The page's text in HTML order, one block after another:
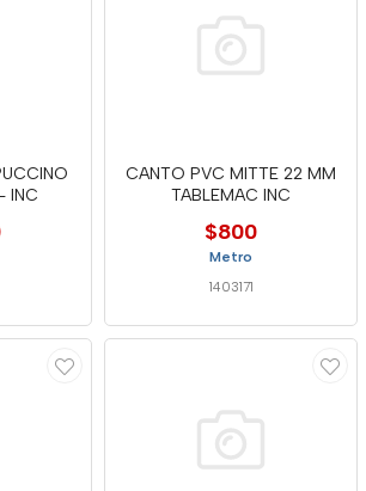
INC
CANTO PVC MITTE 22 MM
TABLEMAC INC
$800
Metro
1403171